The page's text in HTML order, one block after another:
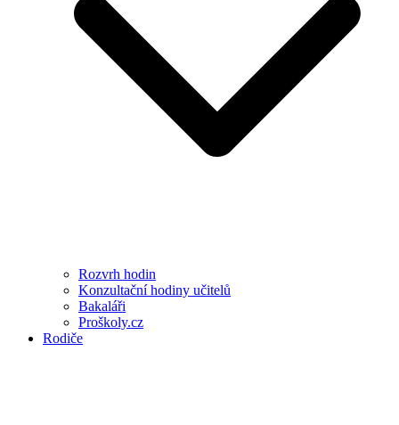
Rozvrh hodin
Konzultační hodiny učitelů
Bakaláři
Proškoly.cz
Rodiče